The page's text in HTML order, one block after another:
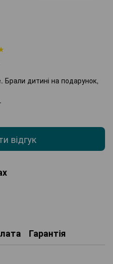
дитині на подарунок,
відгук
Гарантія